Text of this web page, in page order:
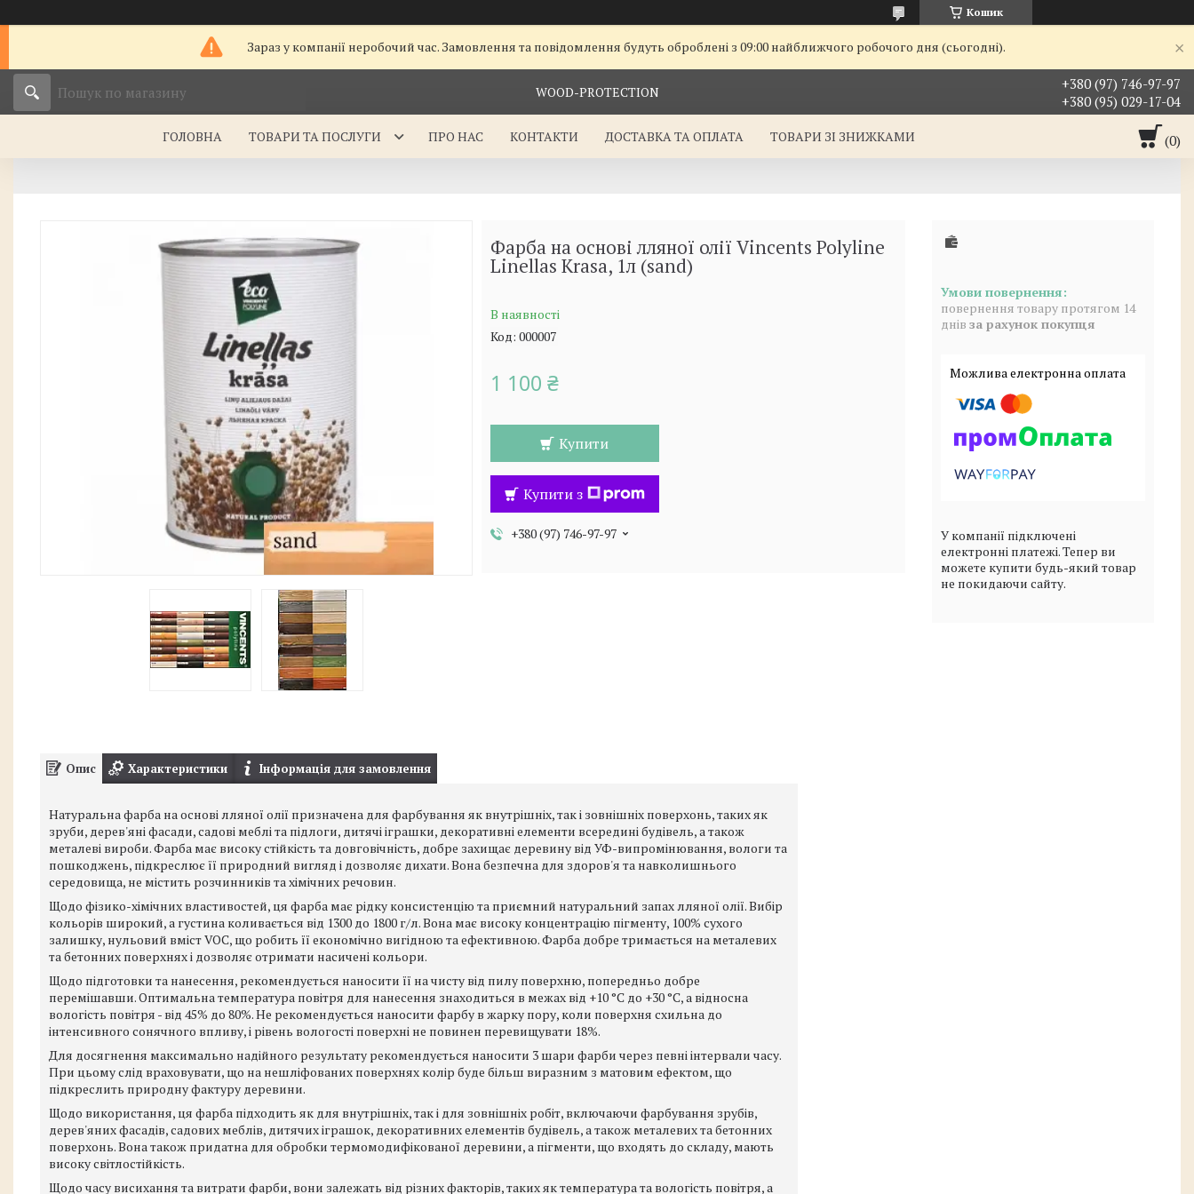
Кошик
Зараз у компанії неробочий час. Замовлення та повідомлення будуть оброблені з 09:00 найближчого робочого дня (сьогодні).
WOOD-PROTECTION
+380 (97) 746-97-97
+380 (95) 029-17-04
ГОЛОВНА ТОВАРИ ТА ПОСЛУГИ ПРО НАС КОНТАКТИ ДОСТАВКА ТА ОПЛАТА ТОВАРИ ЗІ ЗНИЖКАМИ
Фарба на основі лляної олії Vincents Polyline
Linellas Krasa, 1л (sand)
В наявності
Код: 000007
1 100 ₴
Купити
Купити з
+380 (97) 746-97-97
повернення товару протягом 14
днів за рахунок покупця
У компанії підключені
електронні платежі. Тепер ви
можете купити будь-який товар
не покидаючи сайту.
Опис Характеристики Інформація для замовлення
Натуральна фарба на основі лляної олії призначена для фарбування як внутрішніх, так і зовнішніх поверхонь, таких як
зруби, дерев'яні фасади, садові меблі та підлоги, дитячі іграшки, декоративні елементи всередині будівель, а також
металеві вироби. Фарба має високу стійкість та довговічність, добре захищає деревину від УФ-випромінювання, вологи та
пошкоджень, підкреслює її природний вигляд і дозволяє дихати. Вона безпечна для здоров'я та навколишнього
середовища, не містить розчинників та хімічних речовин.
Щодо фізико-хімічних властивостей, ця фарба має рідку консистенцію та приємний натуральний запах лляної олії. Вибір
кольорів широкий, а густина коливається від 1300 до 1800 г/л. Вона має високу концентрацію пігменту, 100% сухого
залишку, нульовий вміст VOC, що робить її економічно вигідною та ефективною. Фарба добре тримається на металевих
та бетонних поверхнях і дозволяє отримати насичені кольори.
Щодо підготовки та нанесення, рекомендується наносити її на чисту від пилу поверхню, попередньо добре
перемішавши. Оптимальна температура повітря для нанесення знаходиться в межах від +10 °C до +30 °C, а відносна
вологість повітря - від 45% до 80%. Не рекомендується наносити фарбу в жарку пору, коли поверхня схильна до
інтенсивного сонячного впливу, і рівень вологості поверхні не повинен перевищувати 18%.
Для досягнення максимально надійного результату рекомендується наносити 3 шари фарби через певні інтервали часу.
При цьому слід враховувати, що на нешліфованих поверхнях колір буде більш виразним з матовим ефектом, що
підкреслить природну фактуру деревини.
Щодо використання, ця фарба підходить як для внутрішніх, так і для зовнішніх робіт, включаючи фарбування зрубів,
дерев'яних фасадів, садових меблів, дитячих іграшок, декоративних елементів будівель, а також металевих та бетонних
поверхонь. Вона також придатна для обробки термомодифікованої деревини, а пігменти, що входять до складу, мають
високу світлостійкість.
Щодо часу висихання та витрати фарби, вони залежать від різних факторів, таких як температура та вологість повітря, а